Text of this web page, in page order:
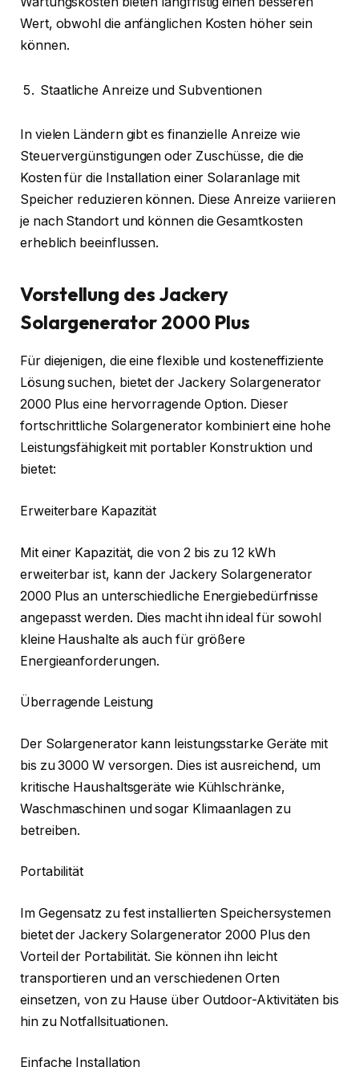
Wert, obwohl die anfänglichen Kosten höher sein
können.
Staatliche Anreize und Subventionen
In vielen Ländern gibt es finanzielle Anreize wie
Steuervergünstigungen oder Zuschüsse, die die
Kosten für die Installation einer Solaranlage mit
Speicher reduzieren können. Diese Anreize variieren
je nach Standort und können die Gesamtkosten
erheblich beeinflussen.
Vorstellung des Jackery
Solargenerator 2000 Plus
Für diejenigen, die eine flexible und kosteneffiziente
Lösung suchen, bietet der Jackery Solargenerator
2000 Plus eine hervorragende Option. Dieser
fortschrittliche Solargenerator kombiniert eine hohe
Leistungsfähigkeit mit portabler Konstruktion und
bietet:
Erweiterbare Kapazität
Mit einer Kapazität, die von 2 bis zu 12 kWh
erweiterbar ist, kann der Jackery Solargenerator
2000 Plus an unterschiedliche Energiebedürfnisse
angepasst werden. Dies macht ihn ideal für sowohl
kleine Haushalte als auch für größere
Energieanforderungen.
Überragende Leistung
Der Solargenerator kann leistungsstarke Geräte mit
bis zu 3000 W versorgen. Dies ist ausreichend, um
kritische Haushaltsgeräte wie Kühlschränke,
Waschmaschinen und sogar Klimaanlagen zu
betreiben.
Portabilität
Im Gegensatz zu fest installierten Speichersystemen
bietet der Jackery Solargenerator 2000 Plus den
Vorteil der Portabilität. Sie können ihn leicht
transportieren und an verschiedenen Orten
einsetzen, von zu Hause über Outdoor-Aktivitäten bis
hin zu Notfallsituationen.
Einfache Installation